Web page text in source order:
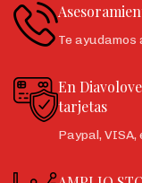
Te
En
tarjetas
Paypal, VISA,